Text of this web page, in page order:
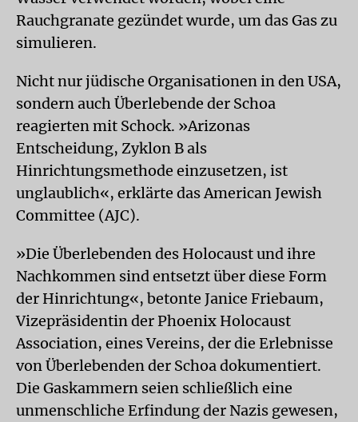
Rauchgranate gezündet wurde, um das Gas zu
simulieren.
Nicht nur jüdische Organisationen in den USA,
sondern auch Überlebende der Schoa
reagierten mit Schock. »Arizonas
Entscheidung, Zyklon B als
Hinrichtungsmethode einzusetzen, ist
unglaublich«, erklärte das American Jewish
Committee (AJC).
»Die Überlebenden des Holocaust und ihre
Nachkommen sind entsetzt über diese Form
der Hinrichtung«, betonte Janice Friebaum,
Vizepräsidentin der Phoenix Holocaust
Association, eines Vereins, der die Erlebnisse
von Überlebenden der Schoa dokumentiert.
Die Gaskammern seien schließlich eine
unmenschliche Erfindung der Nazis gewesen,